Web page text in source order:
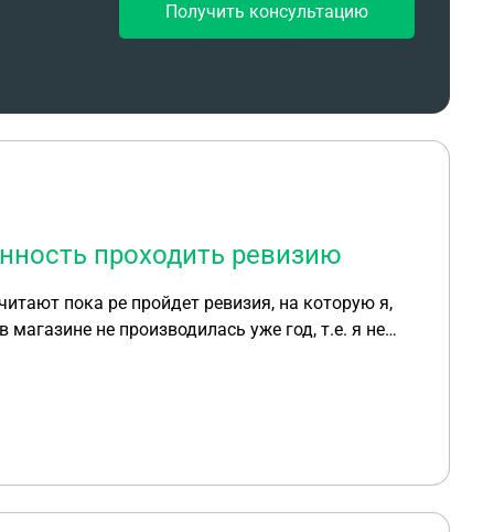
Получить консультацию
проходить ревизию
пока ре пройдет ревизия, на которую я,
с просьбой меня принять на работу.
суммы в счет своей зарплаты за 12.2024г